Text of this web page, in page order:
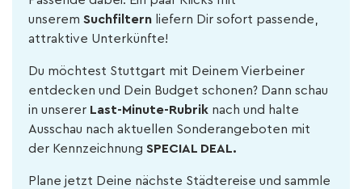
unserem Suchfiltern liefern Dir sofort passende,
attraktive Unterkünfte!
Du möchtest Stuttgart mit Deinem Vierbeiner
entdecken und Dein Budget schonen? Dann schau
in unserer Last-Minute-Rubrik nach und halte
Ausschau nach aktuellen Sonderangeboten mit
der Kennzeichnung SPECIAL DEAL.
Plane jetzt Deine nächste Städtereise und sammle